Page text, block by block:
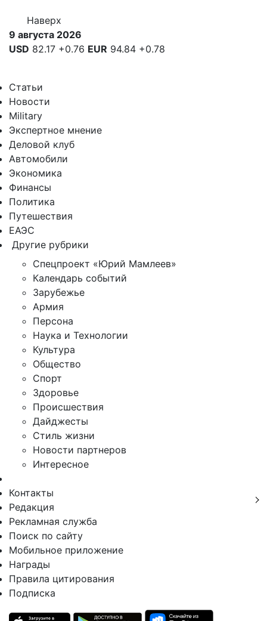
Наверх
9 августа 2026
USD 82.17 +0.76 EUR 94.84 +0.78
Статьи
Новости
Military
Экспертное мнение
Деловой клуб
Автомобили
Экономика
Финансы
Политика
Путешествия
ЕАЭС
Другие рубрики
Спецпроект «Юрий Мамлеев»
Календарь событий
Зарубежье
Армия
Персона
Наука и Технологии
Культура
Общество
Спорт
Здоровье
Происшествия
Дайджесты
Стиль жизни
Новости партнеров
Интересное
Контакты
Редакция
Рекламная служба
Поиск по сайту
Мобильное приложение
Награды
Правила цитирования
Подписка